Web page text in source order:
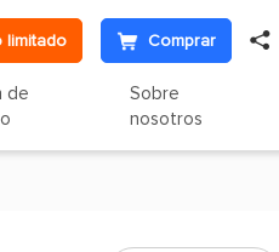
limitado Comprar 
de
Sobre
nosotros